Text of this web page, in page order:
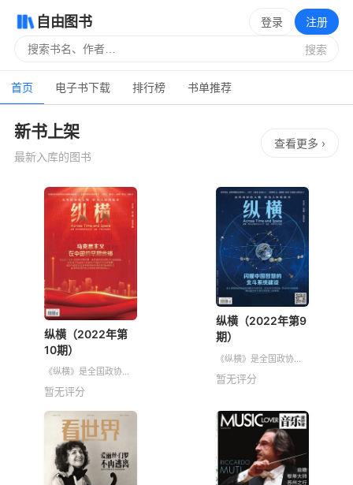
自由图书
搜索
登录 注册
首页 电子书下载 排行榜 书单推荐
自由图书 — 好书自由读 · 免费
新书上架
最新入库的图书
查看更多 ›
纵横（2022年第
10期）
《纵横》是全国政协主
以“亲历、亲见、亲闻”为
的人物，鲜为人知的故
事”为宗旨，记录中国近
暂无评分
纵横（2022年第9
期）
《纵横》是全国政协主
以“亲历、亲见、亲闻”为
事”为宗旨，记录中国近
暂无评分